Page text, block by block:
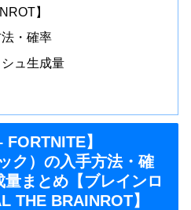
】
・確率
ュ生成量
FORTNITE】
ク）の入手方法・確
まとめ【ブレインロ
THE BRAINROT】